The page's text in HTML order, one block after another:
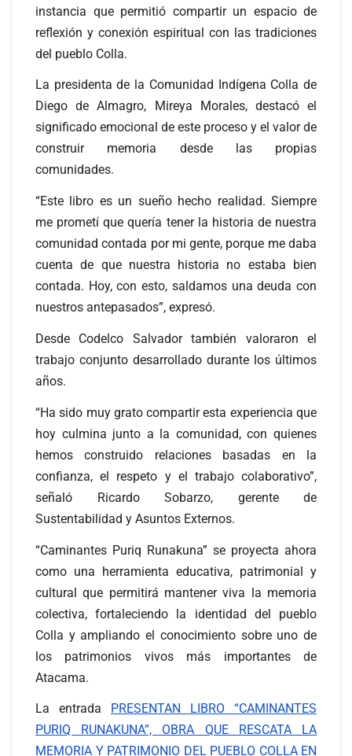
instancia que permitió compartir un espacio de
reflexión y conexión espiritual con las tradiciones
del pueblo Colla.
La presidenta de la Comunidad Indígena Colla de
Diego de Almagro, Mireya Morales, destacó el
significado emocional de este proceso y el valor de
construir memoria desde las propias
comunidades.
“Este libro es un sueño hecho realidad. Siempre
me prometí que quería tener la historia de nuestra
comunidad contada por mi gente, porque me daba
cuenta de que nuestra historia no estaba bien
contada. Hoy, con esto, saldamos una deuda con
nuestros antepasados”, expresó.
Desde Codelco Salvador también valoraron el
trabajo conjunto desarrollado durante los últimos
años.
“Ha sido muy grato compartir esta experiencia que
hoy culmina junto a la comunidad, con quienes
hemos construido relaciones basadas en la
confianza, el respeto y el trabajo colaborativo”,
señaló Ricardo Sobarzo, gerente de
Sustentabilidad y Asuntos Externos.
“Caminantes Puriq Runakuna” se proyecta ahora
como una herramienta educativa, patrimonial y
cultural que permitirá mantener viva la memoria
colectiva, fortaleciendo la identidad del pueblo
Colla y ampliando el conocimiento sobre uno de
los patrimonios vivos más importantes de
Atacama.
La entrada
PRESENTAN LIBRO “CAMINANTES
PURIQ RUNAKUNA”, OBRA QUE RESCATA LA
MEMORIA Y PATRIMONIO DEL PUEBLO COLLA EN